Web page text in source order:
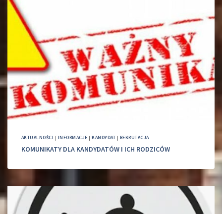
AKTUALNOŚCI | INFORMACJE |KANDYDAT | REKRUTACJA
KOMUNIKATY DLA KANDYDATÓW I ICH RODZICÓW